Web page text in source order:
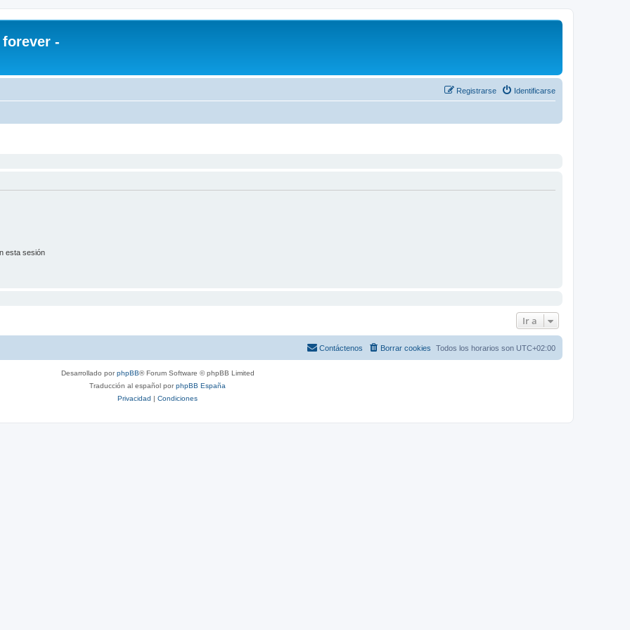
forever -
Identificarse
Registrarse
esta sesión
Ir a
Todos los horarios son UTC+02:00
Borrar cookies
Contáctenos
Desarrollado porphpBB® Forum Software © phpBB Limited
Traducción al español porphpBB España
Privacidad | Condiciones